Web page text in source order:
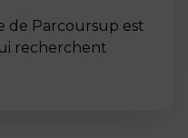
de Parcoursup est
recherchent